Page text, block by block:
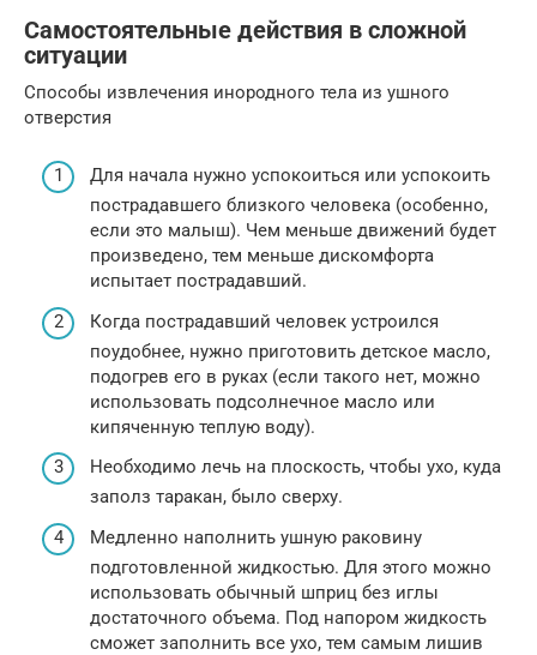
Самостоятельные действия в сложной
ситуации
Способы извлечения инородного тела из ушного
отверстия
Для начала нужно успокоиться или успокоить
пострадавшего близкого человека (особенно,
если это малыш). Чем меньше движений будет
произведено, тем меньше дискомфорта
испытает пострадавший.
Когда пострадавший человек устроился
поудобнее, нужно приготовить детское масло,
подогрев его в руках (если такого нет, можно
использовать подсолнечное масло или
кипяченную теплую воду).
Необходимо лечь на плоскость, чтобы ухо, куда
заполз таракан, было сверху.
Медленно наполнить ушную раковину
подготовленной жидкостью. Для этого можно
использовать обычный шприц без иглы
достаточного объема. Под напором жидкость
сможет заполнить все ухо, тем самым лишив